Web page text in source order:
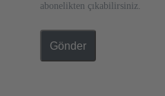
abonelikten çıkabilirsiniz.
Gönder